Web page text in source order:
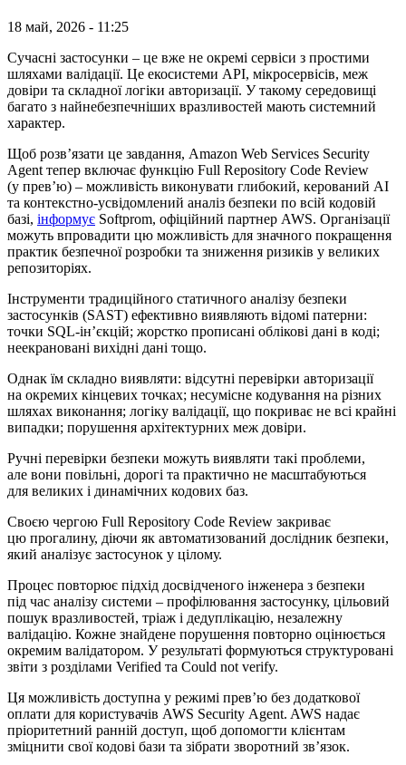
18 май, 2026 - 11:25
Сучасні застосунки – це вже не окремі сервіси з простими
шляхами валідації. Це екосистеми API, мікросервісів, меж
довіри та складної логіки авторизації. У такому середовищі
багато з найнебезпечніших вразливостей мають системний
характер.
Щоб розв’язати це завдання, Amazon Web Services Security
Agent тепер включає функцію Full Repository Code Review
(у прев’ю) – можливість виконувати глибокий, керований AI
та контекстно-усвідомлений аналіз безпеки по всій кодовій
базі, інформує Softprom, офіційний партнер AWS. Організації
можуть впровадити цю можливість для значного покращення
практик безпечної розробки та зниження ризиків у великих
репозиторіях.
Інструменти традиційного статичного аналізу безпеки
застосунків (SAST) ефективно виявляють відомі патерни:
точки SQL-ін’єкцій; жорстко прописані облікові дані в коді;
неекрановані вихідні дані тощо.
Однак їм складно виявляти: відсутні перевірки авторизації
на окремих кінцевих точках; несумісне кодування на різних
шляхах виконання; логіку валідації, що покриває не всі крайні
випадки; порушення архітектурних меж довіри.
Ручні перевірки безпеки можуть виявляти такі проблеми,
але вони повільні, дорогі та практично не масштабуються
для великих і динамічних кодових баз.
Своєю чергою Full Repository Code Review закриває
цю прогалину, діючи як автоматизований дослідник безпеки,
який аналізує застосунок у цілому.
Процес повторює підхід досвідченого інженера з безпеки
під час аналізу системи – профілювання застосунку, цільовий
пошук вразливостей, тріаж і дедуплікацію, незалежну
валідацію. Кожне знайдене порушення повторно оцінюється
окремим валідатором. У результаті формуються структуровані
звіти з розділами Verified та Could not verify.
Ця можливість доступна у режимі прев’ю без додаткової
оплати для користувачів AWS Security Agent. AWS надає
пріоритетний ранній доступ, щоб допомогти клієнтам
зміцнити свої кодові бази та зібрати зворотний зв’язок.